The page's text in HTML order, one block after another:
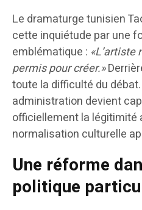
Le dramaturge tunisien
cette inquiétude par une
emblématique : «L’artiste
permis pour créer.»
toute la difficulté du débat.
administration devient
officiellement la légitimité
normalisation culturelle
Une réforme
politique